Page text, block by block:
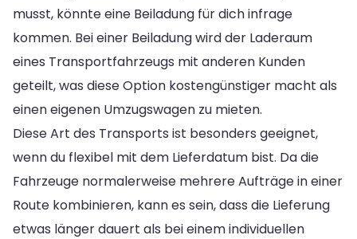
musst, könnte eine Beiladung für dich infrage
kommen. Bei einer Beiladung wird der Laderaum
eines Transportfahrzeugs mit anderen Kunden
geteilt, was diese Option kostengünstiger macht als
einen eigenen Umzugswagen zu mieten.
Diese Art des Transports ist besonders geeignet,
wenn du flexibel mit dem Lieferdatum bist. Da die
Fahrzeuge normalerweise mehrere Aufträge in einer
Route kombinieren, kann es sein, dass die Lieferung
etwas länger dauert als bei einem individuellen